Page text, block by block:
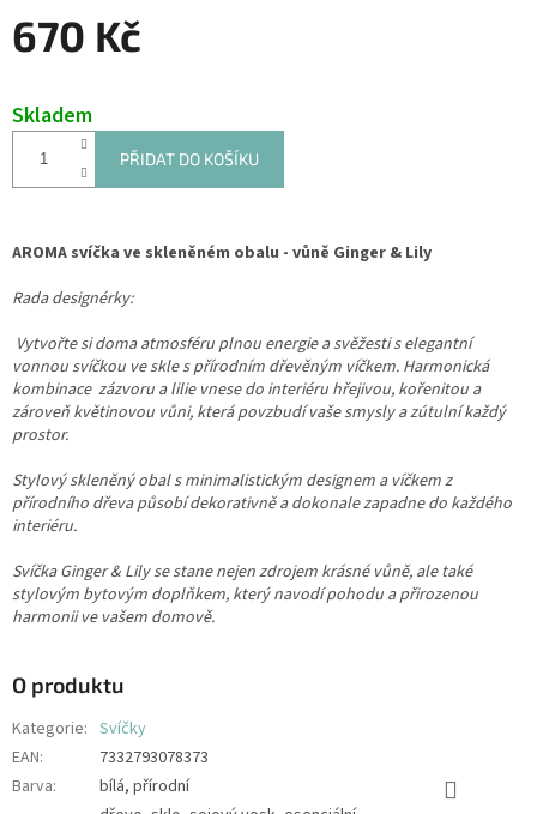
670 Kč
Skladem
PŘIDAT DO KOŠÍKU
AROMA svíčka ve skleněném obalu - vůně Ginger & Lily
Rada designérky:
Vytvořte si doma atmosféru plnou energie a svěžesti s elegantní
vonnou svíčkou ve skle s přírodním dřevěným víčkem. Harmonická
kombinace zázvoru a lilie vnese do interiéru hřejivou, kořenitou a
zároveň květinovou vůni, která povzbudí vaše smysly a zútulní každý
prostor.
Stylový skleněný obal s minimalistickým designem a víčkem z
přírodního dřeva působí dekorativně a dokonale zapadne do každého
interiéru.
Svíčka Ginger & Lily se stane nejen zdrojem krásné vůně, ale také
stylovým bytovým doplňkem, který navodí pohodu a přirozenou
harmonii ve vašem domově.
O produktu
Kategorie: Svíčky
EAN:
7332793078373
Barva:
bílá, přírodní